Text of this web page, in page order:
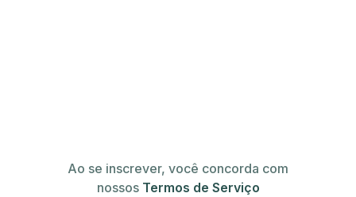
Ao se inscrever, você concorda com
nossos Termos de Serviço